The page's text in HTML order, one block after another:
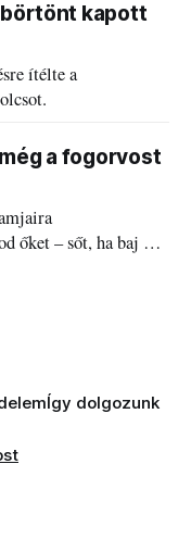
kapott
ítélte a
a fogorvost
őket – sőt, ha baj van
Így dolgozunk